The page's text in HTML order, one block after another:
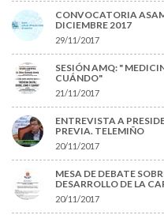
CONVOCATORIA
DICIEMBRE 2017
29/11/2017
SESIÓN AMQ: "
CUÁNDO"
21/11/2017
ENTREVISTA A
PREVIA. TELEMIÑO
20/11/2017
MESA DE DEBATE
DESARROLLO DE LA
20/11/2017